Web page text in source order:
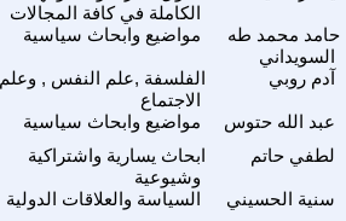
الكاملة في كافة المجالات
مواضيع وابحاث سياسية
حامد محمد طه
السويداني
الفلسفة ,علم النفس , وعلم
الاجتماع
آدم روبي
مواضيع وابحاث سياسية عبد الله حتوس
ابحاث يسارية واشتراكية
وشيوعية
لطفي حاتم
السياسة والعلاقات الدولية سنية الحسيني